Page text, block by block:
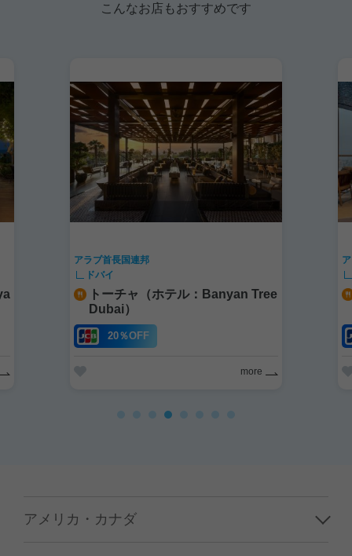
こんなお店もおすすめです
Banyan Tree
アラブ首長国連邦
パロス（ホテル：Taj Jumeirah L
アメリカ・カナダ